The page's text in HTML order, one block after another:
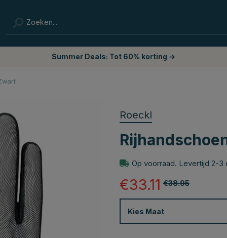
Summer Deals: Tot 60% korting →
Roeckl
Op voorraad. Levertijd 2-3
€38.95
€33.11
Kies Maat